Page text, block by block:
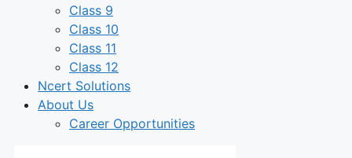
Class 9
Class 10
Class 11
Class 12
Ncert Solutions
About Us
Career Opportunities